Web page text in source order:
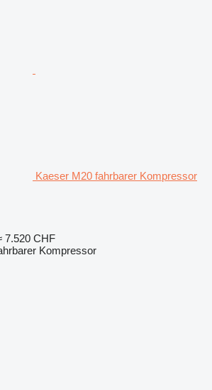
Kaeser M20 fahrbarer Kompressor
7.520 CHF
Kompressor